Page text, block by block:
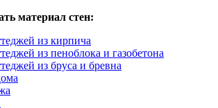
материал стен:
из кирпича
из пеноблока и газобетона
из бруса и бревна